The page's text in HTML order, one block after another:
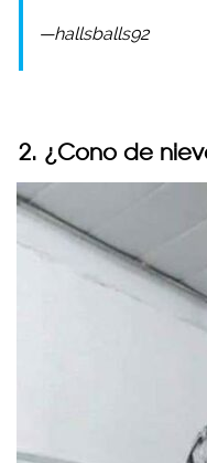
—hallsballs92
2. ¿Cono de